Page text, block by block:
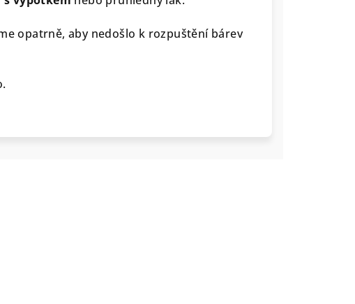
opatrně, aby nedošlo k rozpuštění bárev